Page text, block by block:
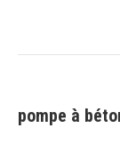
article
pompe à